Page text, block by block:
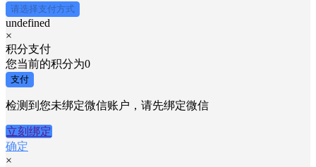
请选择支付方式
undefined
×
积分支付
您当前的积分为0
支付
检测到您未绑定微信账户，请先绑定微信
立刻绑定
确定
×